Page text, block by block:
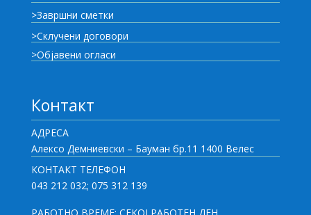
>Завршни сметки
>Склучени договори
>Објавени огласи
Контакт
АДРЕСА
Алексо Демниевски – Бауман бр.11 1400 Велес
КОНТАКТ ТЕЛЕФОН
043 212 032; 075 312 139